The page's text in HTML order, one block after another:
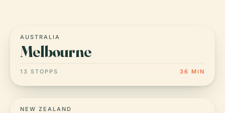
AUSTRALIA
Melbourne
13 STOPPS 36 MIN
NEW ZEALAND